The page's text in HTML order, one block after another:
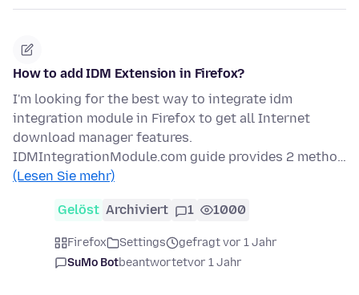
How to add IDM Extension in Firefox?
I'm looking for the best way to integrate idm
integration module in Firefox to get all Internet
download manager features.
IDMIntegrationModule.com guide provides 2 metho…
(Lesen Sie mehr)
Gelöst Archiviert 1 1000
Firefox Settings
gefragt vor 1 Jahr
SuMo Botbeantwortetvor 1 Jahr